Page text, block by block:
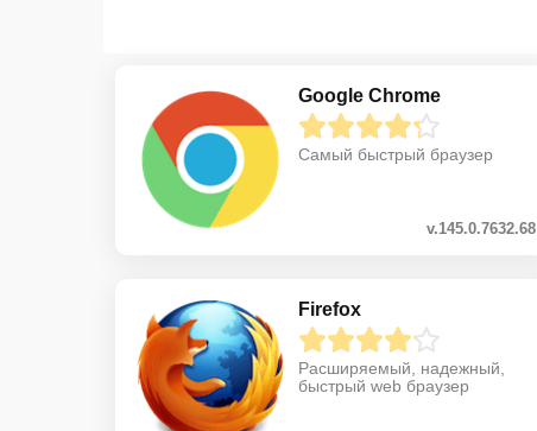
Google Chrome
Самый быстрый браузер
v.145.0.7632.68
Firefox
Расширяемый, надежный,
быстрый web браузер